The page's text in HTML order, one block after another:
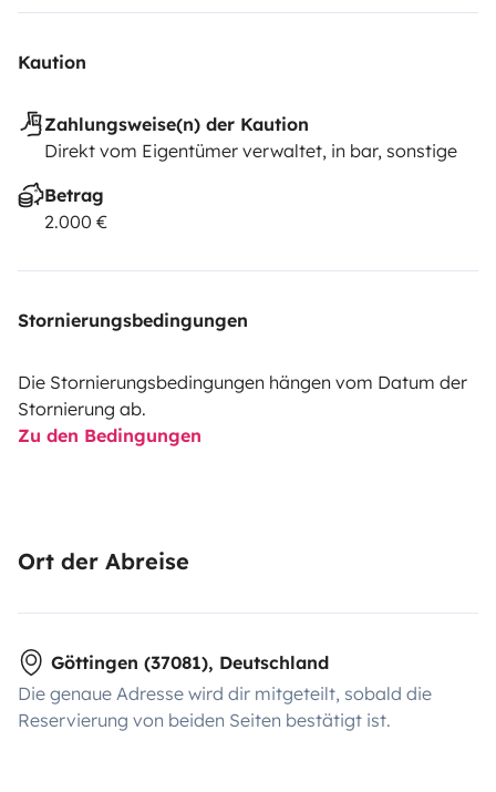
Kaution
Zahlungsweise(n) der Kaution
Direkt vom Eigentümer verwaltet, in bar, sonstige
Betrag
2.000 €
Stornierungsbedingungen
Die Stornierungsbedingungen hängen vom Datum der
Stornierung ab.
Zu den Bedingungen
Ort der Abreise
Göttingen (37081), Deutschland
Die genaue Adresse wird dir mitgeteilt, sobald die
Reservierung von beiden Seiten bestätigt ist.